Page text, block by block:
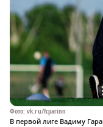
Фото: vk.ru/fcparinn
В первой лиге Вадиму